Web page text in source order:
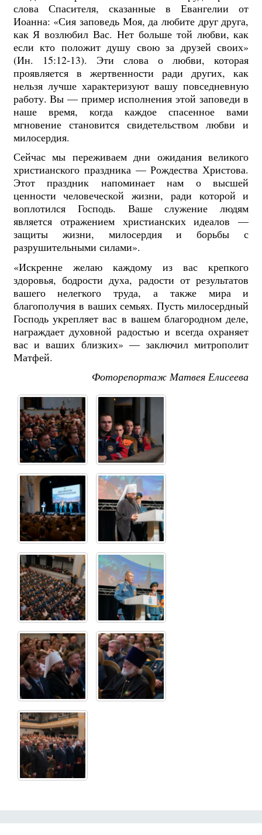
слова Спасителя, сказанные в Евангелии от
Иоанна: «Сия заповедь Моя, да любите друг друга,
как Я возлюбил Вас. Нет больше той любви, как
если кто положит душу свою за друзей своих»
(Ин. 15:12-13). Эти слова о любви, которая
проявляется в жертвенности ради других, как
нельзя лучше характеризуют вашу повседневную
работу. Вы — пример исполнения этой заповеди в
наше время, когда каждое спасенное вами
мгновение становится свидетельством любви и
милосердия.
Сейчас мы переживаем дни ожидания великого
христианского праздника — Рождества Христова.
Этот праздник напоминает нам о высшей
ценности человеческой жизни, ради которой и
воплотился Господь. Ваше служение людям
является отражением христианских идеалов —
защиты жизни, милосердия и борьбы с
разрушительными силами».
«Искренне желаю каждому из вас крепкого
здоровья, бодрости духа, радости от результатов
вашего нелегкого труда, а также мира и
благополучия в ваших семьях. Пусть милосердный
Господь укрепляет вас в вашем благородном деле,
награждает духовной радостью и всегда охраняет
вас и ваших близких» — заключил митрополит
Матфей.
Фоторепортаж Матвея Елисеева